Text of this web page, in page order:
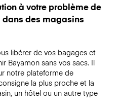
à votre problème de
dans des magasins
libérer de vos bagages et
Bayamon sans vos sacs. Il
notre plateforme de
la plus proche et la
un hôtel ou un autre type